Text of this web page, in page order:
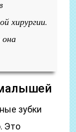
хирургии.
зубки
Это